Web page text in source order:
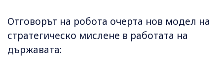
Отговорът на робота очерта нов модел на
стратегическо мислене в работата на
държавата: